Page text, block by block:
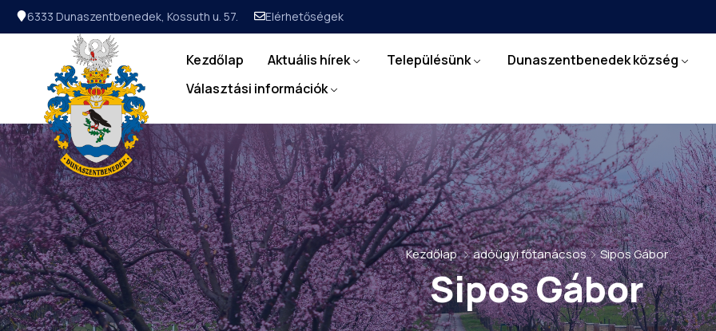
6333 Dunaszentbenedek, Kossuth u. 57. Elérhetőségek
Kezdőlap Aktuális hírek Településünk Dunaszentbenedek község
Választási információk
Kezdőlap adóügyi főtanácsos Sipos Gábor
Sipos Gábor